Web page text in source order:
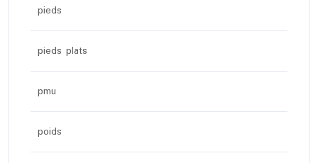
pieds
pieds plats
pmu
poids